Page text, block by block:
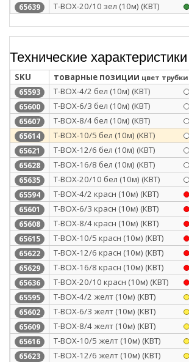
65639 Т-BOX-20/10 зел (10м) (КВТ)
Технические характеристики
SKU товарные позиции цвет трубки
65593 Т-BOX-4/2 бел (10м) (КВТ)
65600 Т-BOX-6/3 бел (10м) (КВТ)
65607 Т-BOX-8/4 бел (10м) (КВТ)
65614 Т-BOX-10/5 бел (10м) (КВТ)
65621 Т-BOX-12/6 бел (10м) (КВТ)
65628 Т-BOX-16/8 бел (10м) (КВТ)
65635 Т-BOX-20/10 бел (10м) (КВТ)
65594 Т-BOX-4/2 красн (10м) (КВТ)
65601 Т-BOX-6/3 красн (10м) (КВТ)
65608 Т-BOX-8/4 красн (10м) (КВТ)
65615 Т-BOX-10/5 красн (10м) (КВТ)
65622 Т-BOX-12/6 красн (10м) (КВТ)
65629 Т-BOX-16/8 красн (10м) (КВТ)
65636 Т-BOX-20/10 красн (10м) (КВТ)
65595 Т-BOX-4/2 желт (10м) (КВТ)
65602 Т-BOX-6/3 желт (10м) (КВТ)
65609 Т-BOX-8/4 желт (10м) (КВТ)
65616 Т-BOX-10/5 желт (10м) (КВТ)
65623 Т-BOX-12/6 желт (10м) (КВТ)